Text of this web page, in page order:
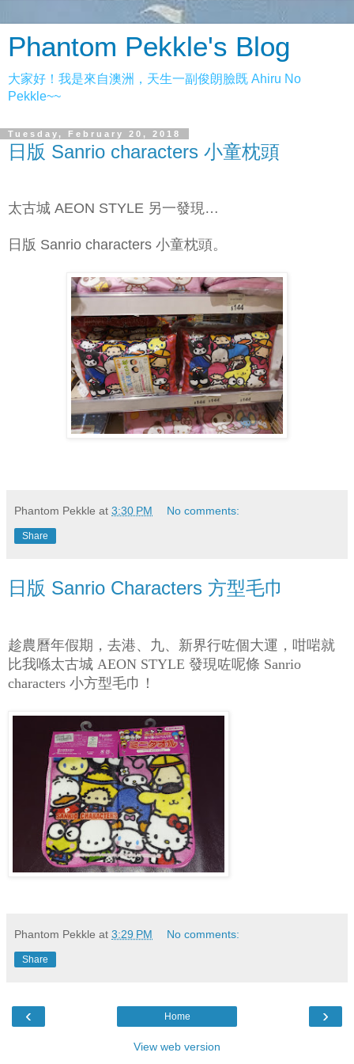
Phantom Pekkle's Blog
大家好！我是來自澳洲，天生一副俊朗臉既 Ahiru No
Pekkle~~
Tuesday, February 20, 2018
日版 Sanrio characters 小童枕頭
太古城 AEON STYLE 另一發現…
日版 Sanrio characters 小童枕頭。
Phantom Pekkle at 3:30 PM No comments:
Share
日版 Sanrio Characters 方型毛巾
趁農曆年假期，去港、九、新界行咗個大運，咁啱就
比我喺太古城 AEON STYLE 發現咗呢條 Sanrio
characters 小方型毛巾！
Phantom Pekkle at 3:29 PM No comments:
Share
‹ ›
Home
View web version